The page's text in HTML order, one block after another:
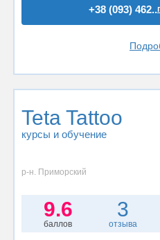
+38 (093) 462..
Teta Tattoo
курсы и обучение
р-н. Приморский
9.6
баллов
3
отзыва